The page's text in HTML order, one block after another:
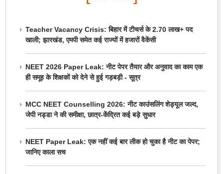
Teacher Vacancy Crisis: बिहार में टीचर्स के 2.70 लाख+ पद
खाली; झारखंड, एमपी समेत कई राज्यों में हजारों वैकेंसी
NEET 2026 Paper Leak: नीट पेपर तैयार और अनुवाद का काम एक
ही समूह के शिक्षकों को देने से हुई गड़बड़ी - सूत्र
MCC NEET Counselling 2026: नीट काउंसलिंग शेड्यूल जल्द,
जेपी नड्डा ने की समीक्षा, छात्र-केंद्रित कई बड़े सुधार
NEET Paper Leak: एक नहीं कई बार लीक हो चुका है नीट का पेपर;
जानिए काला सच